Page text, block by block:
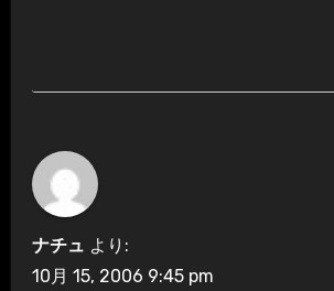
ナチュ より:
10月 15, 2006 9:45 pm